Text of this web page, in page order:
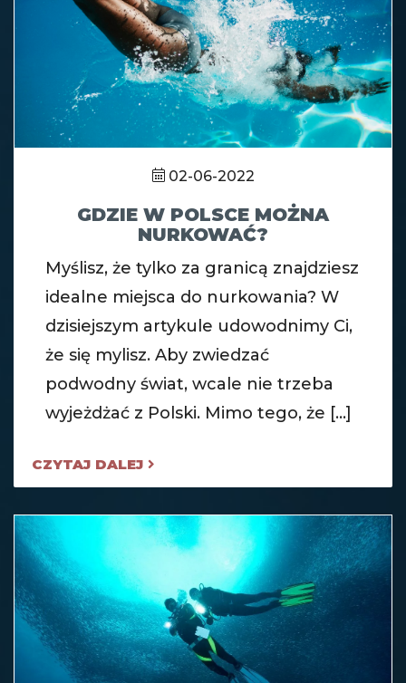
02-06-2022
GDZIE W POLSCE MOŻNA
NURKOWAĆ?
Myślisz, że tylko za granicą znajdziesz
idealne miejsca do nurkowania? W
dzisiejszym artykule udowodnimy Ci,
że się mylisz. Aby zwiedzać
podwodny świat, wcale nie trzeba
wyjeżdżać z Polski. Mimo tego, że [...]
CZYTAJ DALEJ